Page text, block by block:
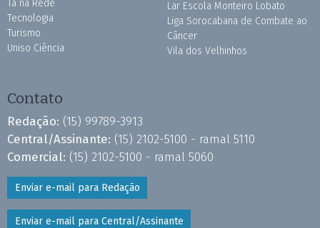
Tá na Rede
Tecnologia
Turismo
Uniso Ciência
Lar Escola Monteiro Lobato
Liga Sorocabana de Combate ao
Câncer
Vila dos Velhinhos
Contato
Redação: (15) 99789-3913
Central/Assinante: (15) 2102-5100 - ramal 5110
Comercial: (15) 2102-5100 - ramal 5060
Enviar e-mail para Redação
Enviar e-mail para Central/Assinante